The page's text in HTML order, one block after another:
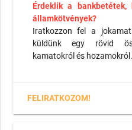
Érdeklik a
államkötvények?
Iratkozzon fel a
küldünk egy rövid
kamatokról és hozamokról.
FELIRATKOZOM!